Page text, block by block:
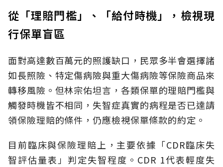
從「理賠門檻」、「給付時機」，檢視現
行保單盲區
面對高達數百萬元的照護缺口，民眾多半會選擇諸
如長照險、特定傷病險與重大傷病險等保險商品來
轉移風險。但林宗佑坦言，各類保單的理賠門檻與
觸發時機皆不相同，失智症真實的病程是否已達請
領保險理賠的條件，仍應檢視保單條款的約定。
目前臨床與保險理賠上，主要依據「CDR臨床失
智評估量表」判定失智程度。CDR 1代表輕度失